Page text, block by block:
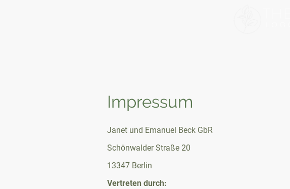
Impressum
Janet und Emanuel Beck GbR
Schönwalder Straße 20
13347 Berlin
Vertreten durch: